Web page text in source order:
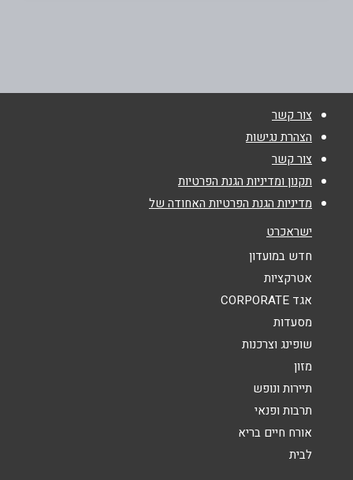
נושא*
אנא חזרו אלי בקשר ל...
צור קשר
הצהרת נגישות
צור קשר
תקנון ומדיניות הגנת הפרטיות
מדיניות הגנת הפרטיות האחודה של
ישראכרט
חדש במועדון
אטרקציות
אגד CORPORATE
מסעדות
שופינג וצרכנות
מזון
תיירות ונופש
תרבות ופנאי
אורח חיים בריא
לבית